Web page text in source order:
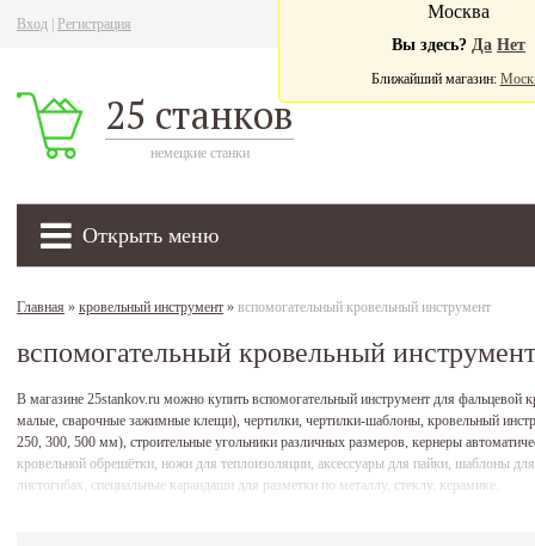
Вход Регистрация
25 станков
немецкие станки
Открыть меню
Москва
Вы здесь? Да Нет
Ближайший магазин:
Главная » кровельный инструмент » вспомогательный кровельный инструмент
вспомогательный кровельный инструмент
В магазине 25stankov.ru можно купить вспомогательный инструмент для
малые, сварочные зажимные клещи), чертилки, чертилки-шаблоны, кровельный
250, 300, 500 мм), строительные угольники различных размеров, кернеры
кровельной обрешётки, ножи для теплоизоляции, аксессуары для пайки, шаблоны
листогибах, специальные карандаши для разметки по металлу, стеклу, керамике.